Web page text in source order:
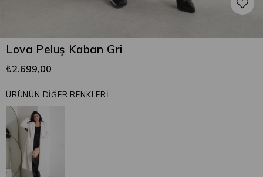
Lova Peluş Kaban Gri
₺2.699,00
ÜRÜNÜN DİĞER RENKLERİ